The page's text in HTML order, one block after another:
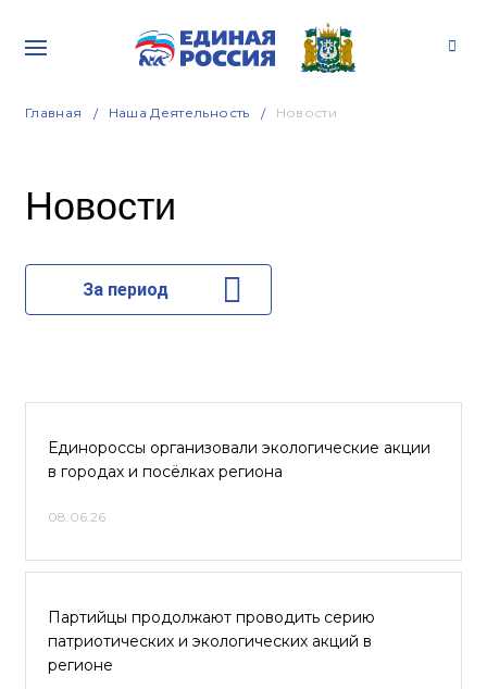
Главная Наша Деятельность Новости
Новости
За период
Единороссы организовали экологические акции
в городах и посёлках региона
08.06.26
Партийцы продолжают проводить серию
патриотических и экологических акций в
регионе